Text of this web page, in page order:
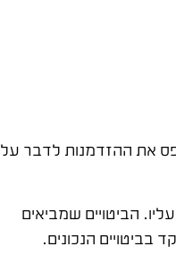
כתוב "לאתר" ולא "ללקוח". אתר שמדבר בעיקר על "המשרד שלנו מייסד 1995" מפספס את ההזדמנות לדבר על
הביטויים שמביאים
הנכונים.